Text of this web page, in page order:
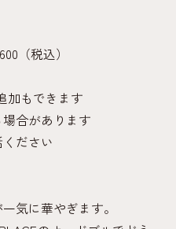
（税込）
加もできます
合があります
ださい
気に華やぎます。